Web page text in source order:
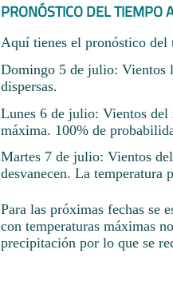
PRONÓSTICO DEL TIEMPO
Aquí tienes el pronóstico del
Domingo 5 de julio: Vientos
dispersas.
Lunes 6 de julio: Vientos del
máxima. 100% de
Martes 7 de julio: Vientos
desvanecen. La temperatura
Para las próximas fechas se
con temperaturas máximas
precipitación por lo que se